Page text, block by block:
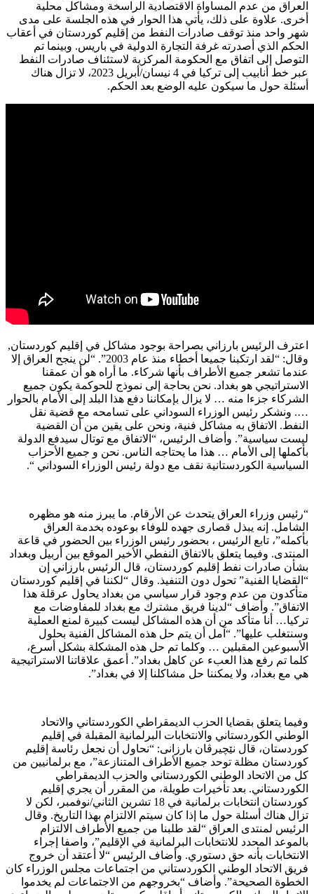
العراق من عدم المساواة الاقتصادية الراسخة ومشاكل محلية
أخری. علاوة على ذلك، یأتي هذا الحوار في هذە الجلسة على مدى
شهر واحد منذ توقف صادرات النفط من إقليم كوردستان في أعقاب
الحكم الذي أصدرته غرفة التجارة الدولية في باريس. وبينما تم
التوصل إلى اتفاق مع الحكومة المركزية لاستئناف صادرات النفط
عبر خط أنابيب إلى تركيا في 4 نيسان/أبريل 2023، لا تزال هناك
أسئلة حول ما سيكون عليه الوضع بعد الحكم.
اعترف الرئيس بارزاني بصراحة بوجود مشاكل في إقليم كوردستان,
وقال: “لقد ارتكبنا جميعا أخطاء منذ عام 2003”. “لن ينجح العراق إلا
عندما تشعر جميع الأطراف بأنها شركاء. ما أراه هو أن عمقنا
الاستراتيجي هو بغداد. نحن بحاجة إلى نموذج للحوكمة يكون جميع
الشركاء جزءا منه … لا يزال بإمكاننا دفع هذا البلد إلى الأمام بالحوار
…. ونشكر رئيس الوزراء السوداني على تسامحه مع قضية نقل
النفط. الاتفاق به مشاكل فنية، ونحن على يقين من أن القضية
ليست سياسية”. وأضاف الرئيس، “الاتفاق مع توتال سيدفع الدولة
بأكملها إلى الأمام … هذا ما يحتاجه الناس. نحن و جميع الأحزاب
السياسية الكوردستانية نقف مع دولة رئيس الوزراء السوداني “.
“رئيس وزراء العراق يتحدث عن الأرقام. ما يبرز منه هو مظهره
الشامل. إنه يبذل قصارى جهده للوفاء بوعوده بخدمة العراق
بأكمله”، تابع الرئيس ، بحضور رئيس الوزراء بين الحضور في قاعة
المنتدی. وفيما يتعلق بالاتفاق النفطي الأخير الموقع بين أربيل وبغداد
بشأن صادرات نفط إقليم كوردستان، قال الرئيس بارزاني إن
“القضايا الفنية” تحول دون التنفيذ. وقال “لكننا في إقليم كوردستان
متأكدون من عدم وجود قرار سياسي من بغداد يحاول عرقلة هذا
الاتفاق”. وأضاف “لدينا فريق مشترك مع بغداد للمفاوضات مع
تركيا… أنا متأكد من أن هذه المشاكل ليست كبيرة لمنع العملية
وسنتغلب عليها”. “آمل أن يتم حل هذه المشاكل الفنية بحلول
الأسبوعين المقبلين … وكلما تم حل هذه المشكلة بشكل أسرع،
كلما تم رفع هذا العبء عن كاهل بغداد”. أعمق علاقاتنا الاستراتيجية
هي مع بغداد، ولا يمكننا حل مشاكلنا إلا في بغداد”.
وفيما يتعلق بقضايا الحزب الديمقراطي الكوردستاني والاتحاد
الوطني الكوردستاني والانتخابات البرلمانية المقبلة في إقليم
كوردستان، قال نێچیرڤان بارزانی: “نحاول أن نجعل رئاسة إقليم
كوردستان مظلة توحد جميع الأطراف المتنازعة”، مع برلمانيين من
كل من الاتحاد الوطني الكوردستاني والحزب الديمقراطي
الكوردستاني. بعد تأخيرات طويلة، من المقرر أن يجري إقليم
كوردستان انتخابات برلمانية في 18 تشرين الثاني/نوفمبر، لكن لا
تزال هناك أسئلة حول ما إذا كان سيتم الالتزام بهذا التاريخ. وقال
الرئيس لمنتدى العراق “لقد طلبنا من جميع الأطراف الالتزام
بالموعد المحدد للانتخابات البرلمانية في الإقليم”، واصفا إجراء
الانتخابات بأنه حق دستوري. وأضاف الرئيس “لا أعتقد أن خروج
فريق الاتحاد الوطني الكوردستاني من اجتماعات مجلس الوزراء كان
الخطوة الصحيحة”. وأضاف “بخروجهم من الاجتماعات لم يخدموا